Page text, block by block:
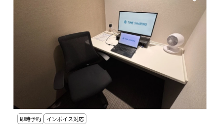
即時予約 インボイス対応